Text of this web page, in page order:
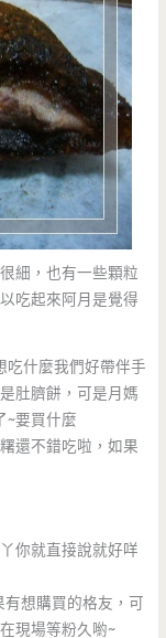
細，也有一些顆粒
吃起來阿月是覺得
吃什麼我們好帶伴手
肚臍餅，可是月媽
~要買什麼
還不錯吃啦，如果
你就直接說就好咩
想購買的格友，可
現場等粉久喲~